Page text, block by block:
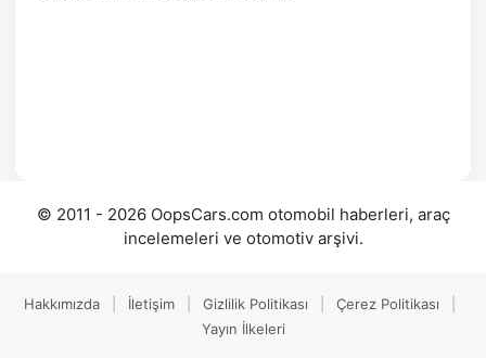
© 2011 - 2026 OopsCars.com otomobil haberleri, araç
incelemeleri ve otomotiv arşivi.
Hakkımızda İletişim Gizlilik Politikası Çerez Politikası
Yayın İlkeleri